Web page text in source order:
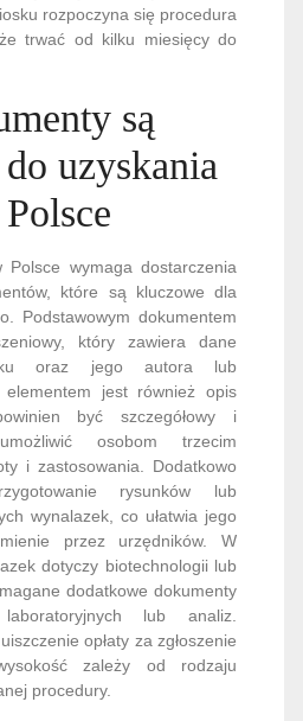
rozpoczyna się procedura
trwać od kilku miesięcy do
są
uzyskania
Polsce wymaga dostarczenia
które są kluczowe dla
Podstawowym dokumentem
który zawiera dane
oraz jego autora lub
elementem jest również opis
być szczegółowy i
osobom trzecim
i zastosowania. Dodatkowo
rysunków lub
wynalazek, co ułatwia jego
przez urzędników. W
dotyczy biotechnologii lub
dodatkowe dokumenty
lub analiz.
opłaty za zgłoszenie
zależy od rodzaju
procedury.